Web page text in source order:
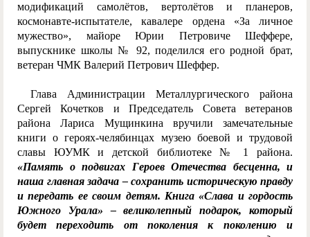
модификаций самолётов, вертолётов и планеров,
космонавте-испытателе, кавалере ордена «За личное
мужество», майоре Юрии Петровиче Шеффере,
выпускнике школы № 92, поделился его родной брат,
ветеран ЧМК Валерий Петрович Шеффер.
Глава Администрации Металлургического района
Сергей Кочетков и Председатель Совета ветеранов
района Лариса Мущинкина вручили замечательные
книги о героях-челябинцах музею боевой и трудовой
славы ЮУМК и детской библиотеке № 1 района.
«Память о подвигах Героев Отечества бесценна, и
наша главная задача – сохранить историческую правду
и передать ее своим детям. Книга «Слава и гордость
Южного Урала» – великолепный подарок, который
будет переходить от поколения к поколению и